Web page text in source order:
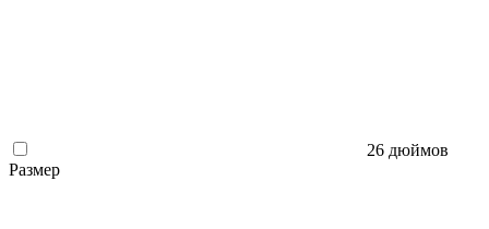
26 дюймов
Размер